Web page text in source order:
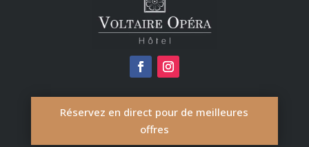
Réservez en direct pour de meilleures
offres